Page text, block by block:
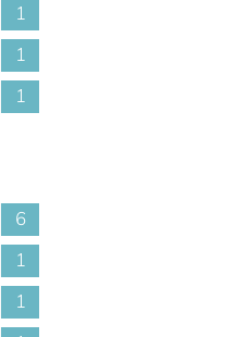
1
1
1
6
1
1